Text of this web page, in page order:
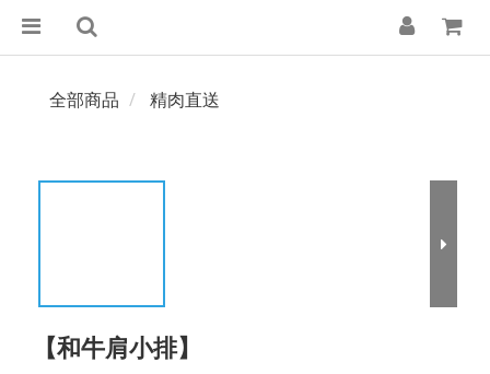
全部商品 精肉直送
【和牛肩小排】